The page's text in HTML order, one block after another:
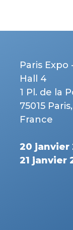
Paris Expo
Hall 4
1 Pl. de la
75015 Paris,
France
20 janvier
21 janvier